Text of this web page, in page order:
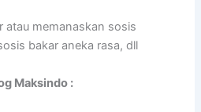
atau memanaskan sosis
bakar aneka rasa, dll
Maksindo :